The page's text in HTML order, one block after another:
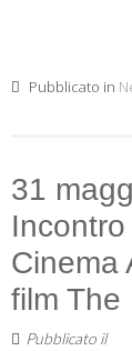
Pubblicato in
31
Cinema
film The
Pubblicato il